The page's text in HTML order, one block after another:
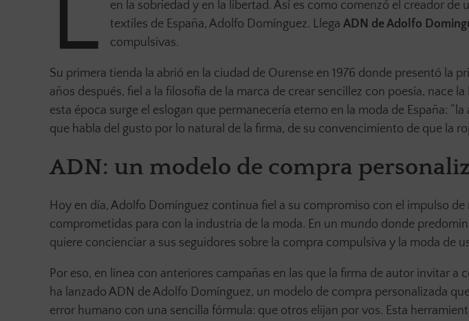
en la sobriedad y en la libertad. Así es como comenzó el creador de
textiles de España, Adolfo Domínguez. LlegaADN de Adolfo
compulsivas.
Su primera tienda la abrió en la ciudad de Ourense en 1976 donde presentó la
años después, fiel a la filosofía de la marca de crear sencillez con poesía, nace
esta época surge el eslogan que permanecería eterno en la moda de España:
que habla del gusto por lo natural de la firma, de su convencimiento de que la
ADN: un modelo de compra
Hoy en día, Adolfo Domínguez continua fiel a su compromiso con el impulso
comprometidas para con la industria de la moda. En un mundo donde
quiere concienciar a sus seguidores sobre la compra compulsiva y la moda de
Por eso, en línea con anteriores campañas en las que la firma de autor invitar
ha lanzado ADN de Adolfo Domínguez, un modelo de compra personalizada
error humano con una sencilla fórmula: que otros elijan por vos. Esta